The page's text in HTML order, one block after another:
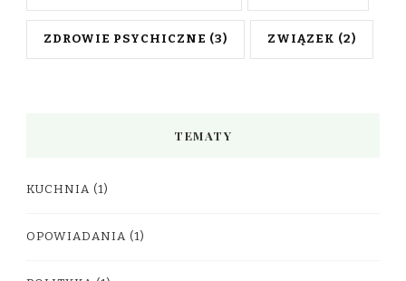
ZDROWIE PSYCHICZNE (3) ZWIĄZEK (2)
TEMATY
KUCHNIA (1)
OPOWIADANIA (1)